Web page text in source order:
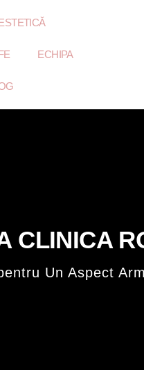
ECHIPA
CLINICA
Un Aspect